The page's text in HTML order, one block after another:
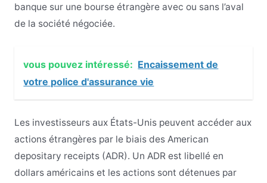
banque sur une bourse étrangère avec ou sans l’aval
de la société négociée.
vous pouvez intéressé: Encaissement de
votre police d'assurance vie
Les investisseurs aux États-Unis peuvent accéder aux
actions étrangères par le biais des American
depositary receipts (ADR). Un ADR est libellé en
dollars américains et les actions sont détenues par